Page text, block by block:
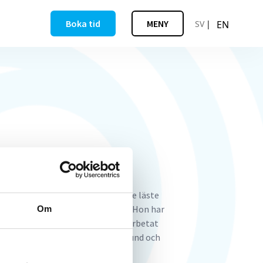
Om
Boka tid MENY SV EN
Centrum Hud Malmö. Louise läste
blev legitimerad läkare 2005. Hon har
i Lund och har sedan arbetat
Universitetssjukhus, både i Lund och